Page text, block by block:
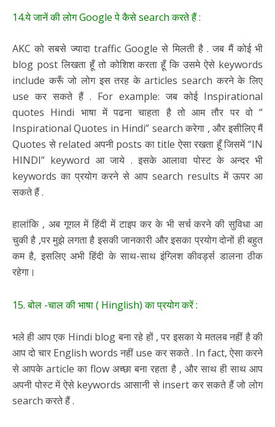
14.ये जानें की लोग Google पे कैसे search करते हैं :
AKC को सबसे ज्यादा traffic Google से मिलती है . जब मैं कोई भी
blog post लिखता हूँ तो कोशिश करता हूँ कि उसमे ऐसे keywords
include करूँ जो लोग इस तरह के articles search करने के लिए
use कर सकते हैं . For example: जब कोई Inspirational
quotes Hindi भाषा में पढना चाहता है तो आम तौर पर वो “
Inspirational Quotes in Hindi” search करेगा , और इसीलिए मैं
Quotes से related अपनी posts का title ऐसा रखता हूँ जिसमें “IN
HINDI” keyword आ जाये . इसके आलावा पोस्ट के अन्दर भी
keywords का प्रयोग करने से आप search results में ऊपर आ
सकते हैं .
हालांकि , अब गूगल में हिंदी में टाइप कर के भी सर्च करने की सुविधा आ
चुकी है ,पर मुझे लगता है इसकी जानकारी और इसका प्रयोग दोनों ही बहुत
कम है, इसलिए अभी हिंदी के साथ-साथ इंग्लिश कीवर्ड्स डालना ठीक
रहेगा।
15. बोल -चाल की भाषा ( Hinglish) का प्रयोग करें :
भले ही आप एक Hindi blog बना रहे हों , पर इसका ये मतलब नहीं है की
आप दो चार English words नहीं use कर सकते . In fact, ऐसा करने
से आपके article का flow अच्छा बना रहता है , और साथ ही साथ आप
अपनी पोस्ट में ऐसे keywords आसानी से insert कर सकते हैं जो लोग
search करते हैं .